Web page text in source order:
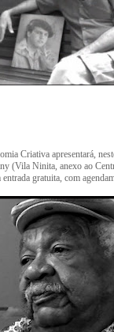
Criativa apresentará,
(Vila Ninita, anexo ao
gratuita, com